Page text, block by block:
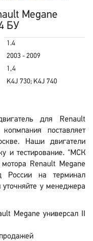
Megane
БУ
1.4
2003 - 2009
1,4
K4J 730; K4J 740
для Renault
поставляет
Наши двигатели
и тестирование. "МСК
мотора Renault Megane
на терминал
у менеджера
Megane универсал II